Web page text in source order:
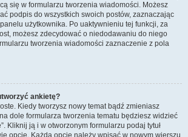
się w formularzu tworzenia wiadomości. Możesz
podpis do wszystkich swoich postów, zaznaczając
użytkownika. Po uaktywnieniu tej funkcji, za
możesz zdecydować o niedodawaniu do niego
tworzenia wiadomości zaznaczenie z pola
ankietę?
Kiedy tworzysz nowy temat bądź zmieniasz
dole formularza tworzenia tematu będziesz widzieć
Kliknij ją i w otworzonym formularzu podaj tytuł
opcje. Każdą opcję należy wpisać w nowym wierszu